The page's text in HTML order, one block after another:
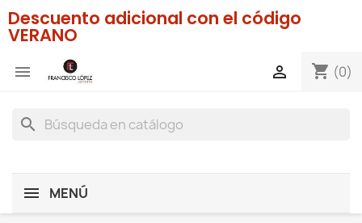
Descuento adicional con el código
VERANO
 shopping_cart (0)

search
MENÚ